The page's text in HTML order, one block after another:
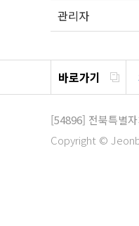
관리자
바로가기
[54896] 전북특별
Copyright ©